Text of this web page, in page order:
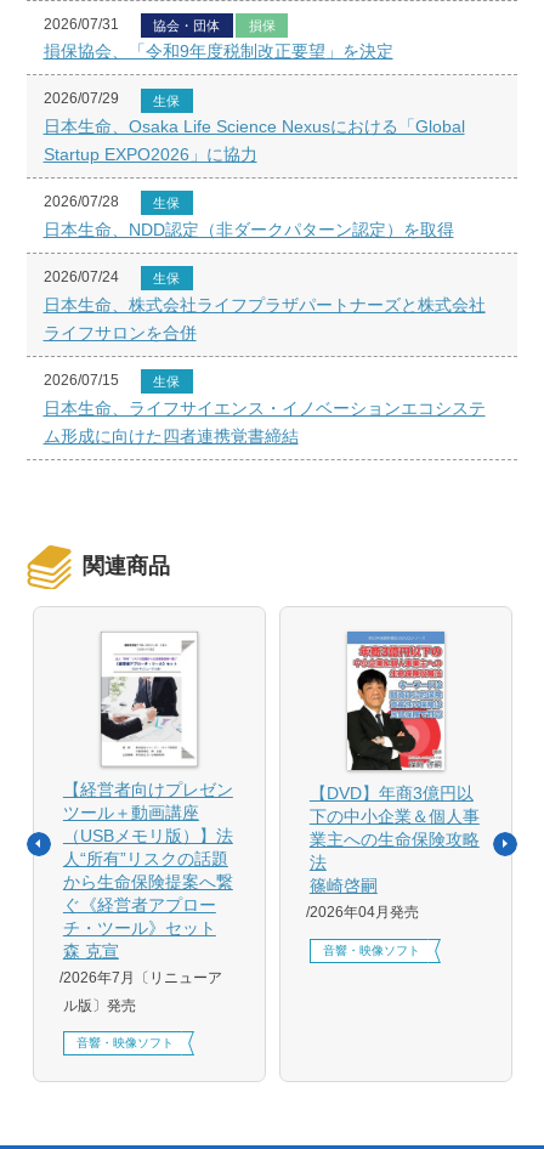
2026/07/31 協会・団体 損保
損保協会、「令和9年度税制改正要望」を決定
2026/07/29 生保
日本生命、Osaka Life Science Nexusにおける「Global
Startup EXPO2026」に協力
2026/07/28 生保
日本生命、NDD認定（非ダークパターン認定）を取得
2026/07/24 生保
日本生命、株式会社ライフプラザパートナーズと株式会社
ライフサロンを合併
2026/07/15 生保
日本生命、ライフサイエンス・イノベーションエコシステ
ム形成に向けた四者連携覚書締結
関連商品
【経営者向けプレゼン
ツール＋動画講座
（USBメモリ版）】法
人“所有”リスクの話題
から生命保険提案へ繋
ぐ《経営者アプロー
チ・ツール》セット
森 克宣
2026年7月〔リニューア
ル版〕発売
音響・映像ソフト
【DVD】年商3億円以
下の中小企業＆個人事
業主への生命保険攻略
法
篠崎啓嗣
2026年04月発売
音響・映像ソフト